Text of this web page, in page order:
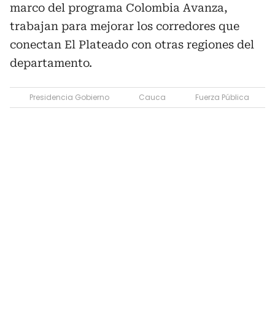
marco del programa Colombia Avanza,
trabajan para mejorar los corredores que
conectan El Plateado con otras regiones del
departamento.
Presidencia Gobierno Cauca Fuerza Pública